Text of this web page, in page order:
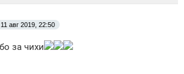
11 авг 2019, 22:50
за чихи